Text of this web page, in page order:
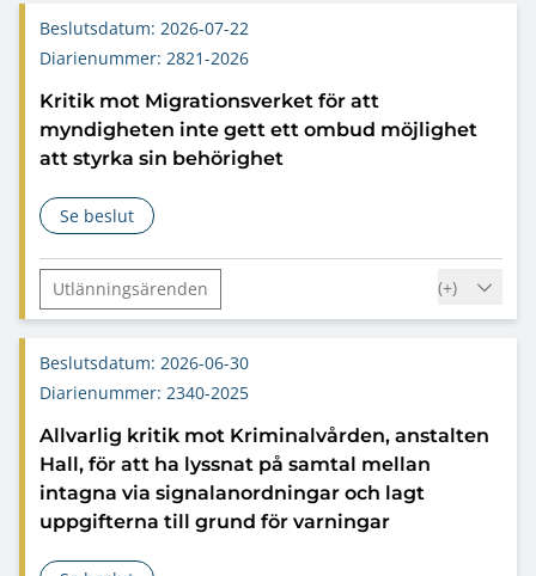
Beslutsdatum: 2026-07-22
Diarienummer: 2821-2026
Kritik mot Migrationsverket för att
myndigheten inte gett ett ombud möjlighet
att styrka sin behörighet
Se beslut
om Kritik mot Migrationsverket för att myndigheten inte
Utlänningsärenden
Kommunicering
Ombud/biträde/försvarare
(+)
Beslutsdatum: 2026-06-30
Diarienummer: 2340-2025
Allvarlig kritik mot Kriminalvården, anstalten
Hall, för att ha lyssnat på samtal mellan
intagna via signalanordningar och lagt
uppgifterna till grund för varningar